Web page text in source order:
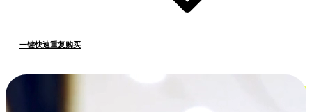
一键快速重复购买